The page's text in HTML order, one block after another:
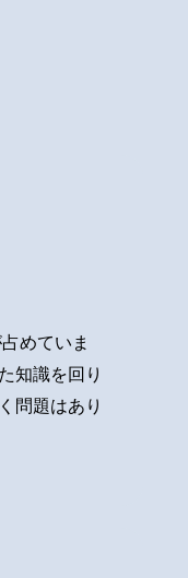
めていま
知識を回り
問題はあり